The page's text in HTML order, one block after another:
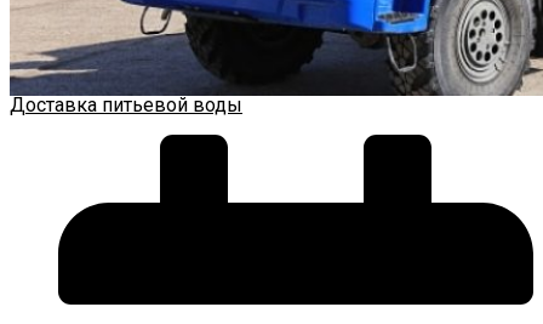
Доставка питьевой воды